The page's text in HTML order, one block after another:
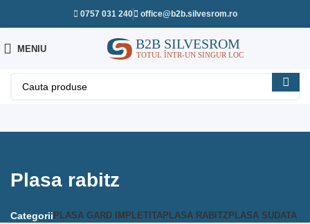
0757 031 240 office@b2b.silvesrom.ro
MENIU
Plasa rabitz
Categorii PLASA GARD IMPLETITA PLASA RABITZ PLASA SUDATA